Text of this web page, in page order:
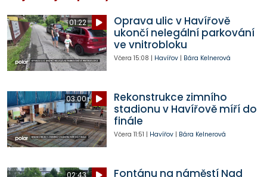
01:22
Oprava ulic v Havířově
ukončí nelegální parkování
ve vnitrobloku
Včera 15:08 | Havířov| Bára Kelnerová
03:00
Rekonstrukce zimního
stadionu v Havířově míří do
finále
Včera 11:51 | Havířov| Bára Kelnerová
Fontánu na náměstí Nad